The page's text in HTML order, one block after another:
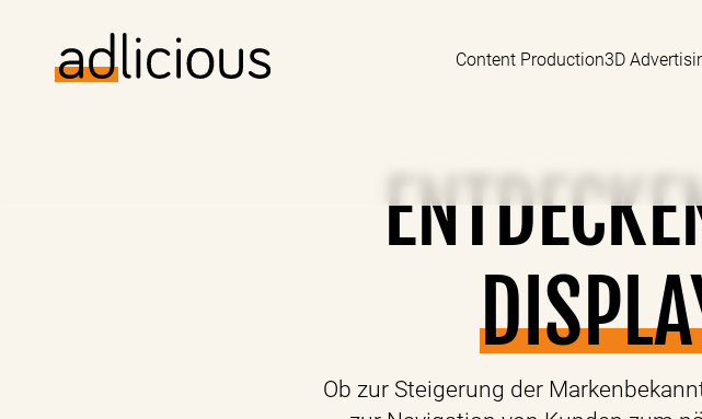
Content Production3D
Ob zur Steigerung der